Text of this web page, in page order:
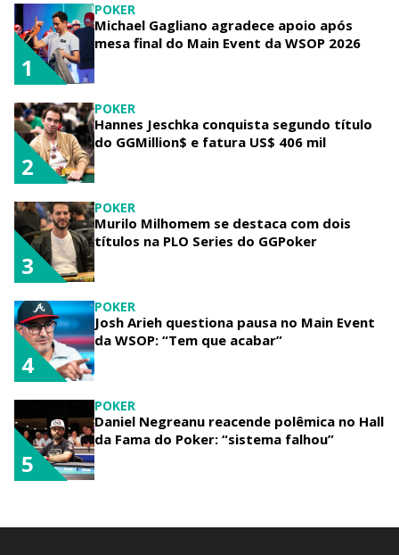
POKER
Michael Gagliano agradece apoio após
mesa final do Main Event da WSOP 2026
1
POKER
Hannes Jeschka conquista segundo título
do GGMillion$ e fatura US$ 406 mil
2
POKER
Murilo Milhomem se destaca com dois
títulos na PLO Series do GGPoker
3
POKER
Josh Arieh questiona pausa no Main Event
da WSOP: “Tem que acabar”
4
POKER
Daniel Negreanu reacende polêmica no Hall
da Fama do Poker: “sistema falhou”
5